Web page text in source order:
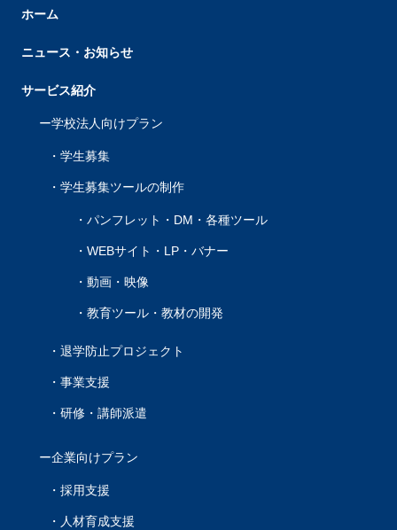
ホーム
ニュース・お知らせ
サービス紹介
学校法人向けプラン
学生募集
学生募集ツールの制作
パンフレット・DM・各種ツール
WEBサイト・LP・バナー
動画・映像
教育ツール・教材の開発
退学防止プロジェクト
事業支援
研修・講師派遣
企業向けプラン
採用支援
人材育成支援